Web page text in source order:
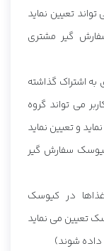
تعیین نماید
گیر مشتری
اشتراک گذاشته
می تواند گروه
و تعیین نماید
سفارش گیر
در کیوسک
تعیین می نماید
داده شوند)